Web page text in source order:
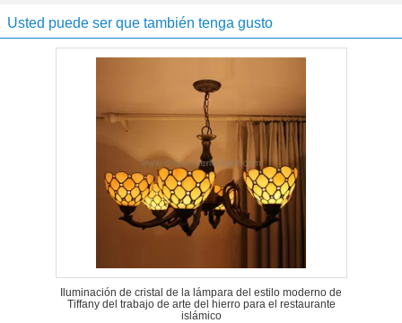
Usted puede ser que también tenga gusto
Iluminación de cristal de la lámpara del estilo moderno de
Tiffany del trabajo de arte del hierro para el restaurante
islámico